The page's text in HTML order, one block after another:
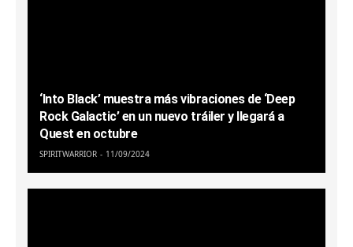
‘Into Black’ muestra más vibraciones de ‘Deep
Rock Galactic’ en un nuevo tráiler y llegará a
Quest en octubre
SPIRITWARRIOR 11/09/2024